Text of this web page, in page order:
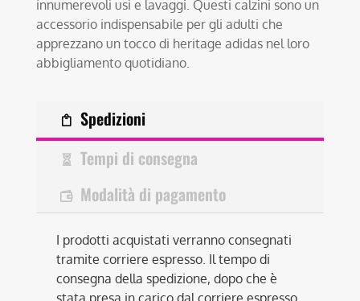
innumerevoli usi e lavaggi. Questi calzini sono un
accessorio indispensabile per gli adulti che
apprezzano un tocco di heritage adidas nel loro
abbigliamento quotidiano.
Spedizioni
Tempi di consegna
Modalità di pagamento
I prodotti acquistati verranno consegnati
tramite corriere espresso. Il tempo di
consegna della spedizione, dopo che è
stata presa in carico dal corriere espresso